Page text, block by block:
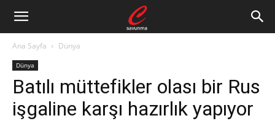
Ana Sayfa Dünya
Dünya
Batılı müttefikler olası bir Rus
işgaline karşı hazırlık yapıyor